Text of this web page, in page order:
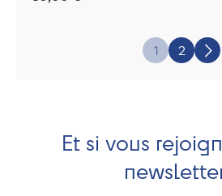
1 2
Et si vous